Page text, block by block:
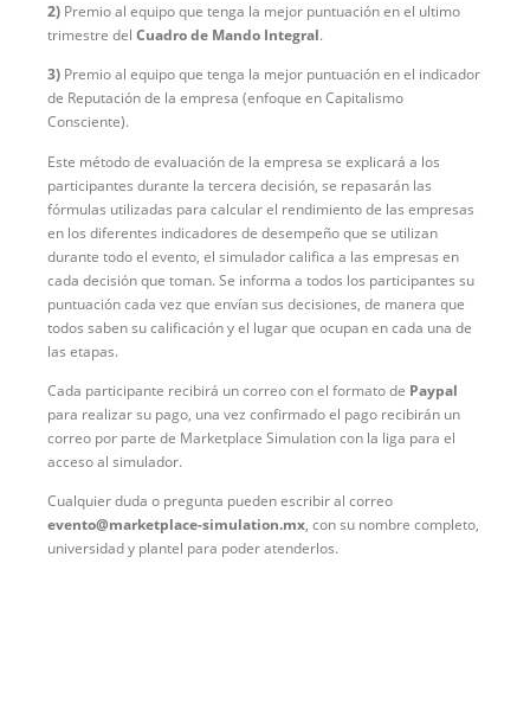
2) Premio al equipo que tenga la mejor puntuación en el ultimo
trimestre del Cuadro de Mando Integral.
3) Premio al equipo que tenga la mejor puntuación en el indicador
de Reputación de la empresa (enfoque en Capitalismo
Consciente).
Este método de evaluación de la empresa se explicará a los
participantes durante la tercera decisión, se repasarán las
fórmulas utilizadas para calcular el rendimiento de las empresas
en los diferentes indicadores de desempeño que se utilizan
durante todo el evento, el simulador califica a las empresas en
cada decisión que toman. Se informa a todos los participantes su
puntuación cada vez que envían sus decisiones, de manera que
todos saben su calificación y el lugar que ocupan en cada una de
las etapas.
Cada participante recibirá un correo con el formato de Paypal
para realizar su pago, una vez confirmado el pago recibirán un
correo por parte de Marketplace Simulation con la liga para el
acceso al simulador.
Cualquier duda o pregunta pueden escribir al correo
evento@marketplace-simulation.mx, con su nombre completo,
universidad y plantel para poder atenderlos.